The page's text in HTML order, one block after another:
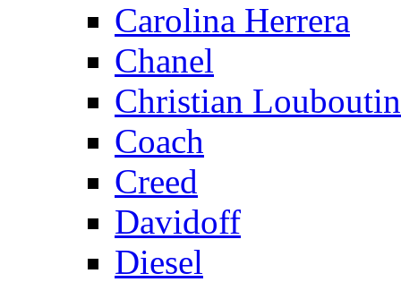
Carolina Herrera
Chanel
Christian Louboutin
Coach
Creed
Davidoff
Diesel